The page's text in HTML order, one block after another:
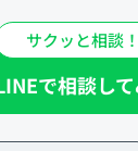
をはじめる前
ったのですが
サクッと相談！
で相談し